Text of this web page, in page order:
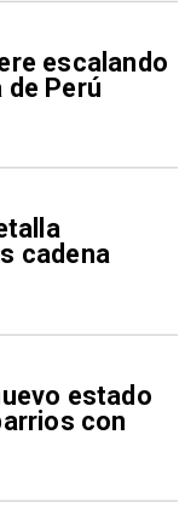
escalando
Perú
cadena
estado
con